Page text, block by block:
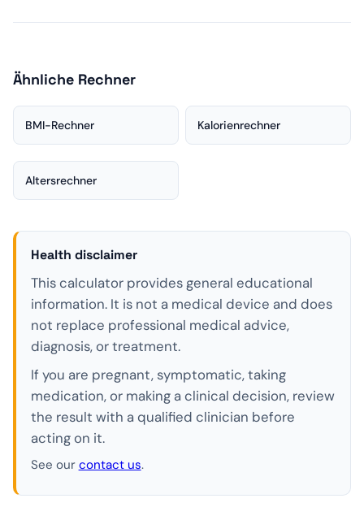
Ähnliche Rechner
BMI-Rechner Kalorienrechner
Altersrechner
Health disclaimer
This calculator provides general educational
information. It is not a medical device and does
not replace professional medical advice,
diagnosis, or treatment.
If you are pregnant, symptomatic, taking
medication, or making a clinical decision, review
the result with a qualified clinician before
acting on it.
See our contact us.